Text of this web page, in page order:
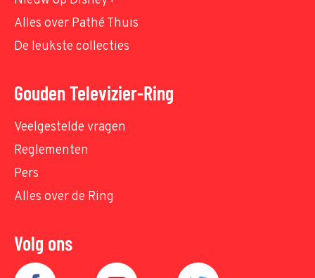
Alles over Pathé Thuis
De leukste collecties
Gouden Televizier-Ring
Veelgestelde vragen
Reglementen
Pers
Alles over de Ring
Volg ons